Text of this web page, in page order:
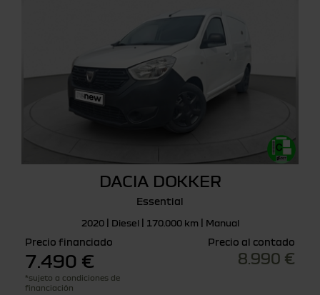
DACIA DOKKER
Essential
2020 | Diesel | 170.000 km | Manual
Precio financiado
7.490 €
*sujeto a condiciones de
financiación
Precio al contado
8.990 €